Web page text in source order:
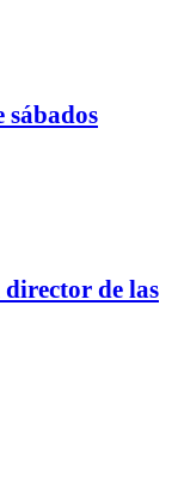
sábados
director de las